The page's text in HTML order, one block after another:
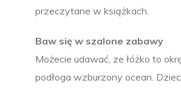
przeczytane w książkach.
Baw się w szalone zabawy
Możecie udawać, ze łóżko to
podłoga wzburzony ocean.